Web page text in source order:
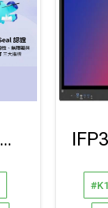
myViewBoard 沉浸式數位白板系統